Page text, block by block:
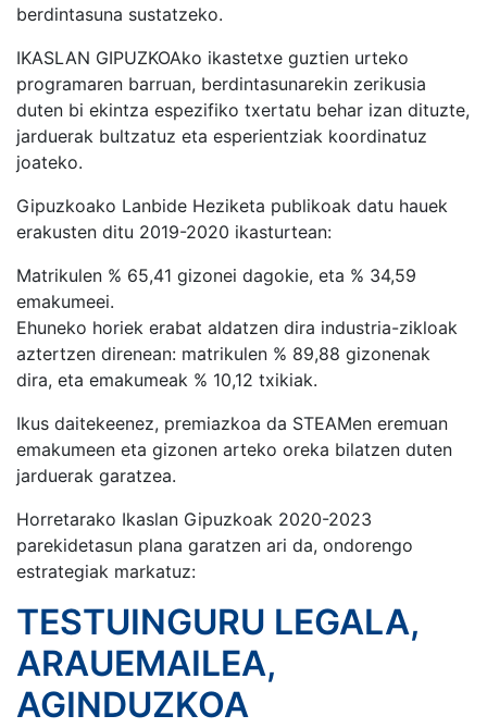
berdintasuna sustatzeko.
IKASLAN GIPUZKOAko ikastetxe guztien urteko
programaren barruan, berdintasunarekin zerikusia
duten bi ekintza espezifiko txertatu behar izan dituzte,
jarduerak bultzatuz eta esperientziak koordinatuz
joateko.
Gipuzkoako Lanbide Heziketa publikoak datu hauek
erakusten ditu 2019-2020 ikasturtean:
Matrikulen % 65,41 gizonei dagokie, eta % 34,59
emakumeei.
Ehuneko horiek erabat aldatzen dira industria-zikloak
aztertzen direnean: matrikulen % 89,88 gizonenak
dira, eta emakumeak % 10,12 txikiak.
Ikus daitekeenez, premiazkoa da STEAMen eremuan
emakumeen eta gizonen arteko oreka bilatzen duten
jarduerak garatzea.
Horretarako Ikaslan Gipuzkoak 2020-2023
parekidetasun plana garatzen ari da, ondorengo
estrategiak markatuz:
TESTUINGURU LEGALA,
ARAUEMAILEA,
AGINDUZKOA